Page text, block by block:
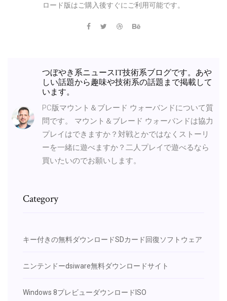
ロード版はご購入後すぐにご利用可能です。
つぼやき系ニュースIT技術系ブログです。あや
しい話題から趣味や技術系の話題まで掲載して
います。
PC版マウント＆ブレード ウォーバンドについて質
問です。 マウント＆ブレード ウォーバンドは協力
プレイはできますか？対戦とかではなくストーリ
ーを一緒に遊べますか？二人プレイで遊べるなら
買いたいのでお願いします。
Category
キー付きの無料ダウンロードSDカード回復ソフトウェア
ニンテンドーdsiware無料ダウンロードサイト
Windows 8プレビューダウンロードISO